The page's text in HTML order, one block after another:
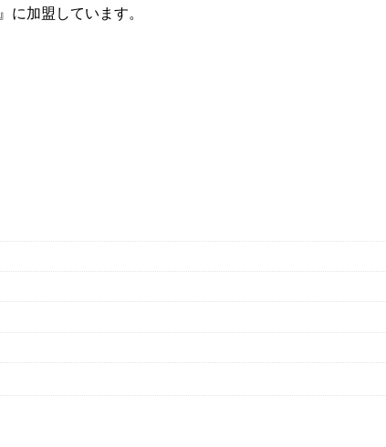
』に加盟しています。